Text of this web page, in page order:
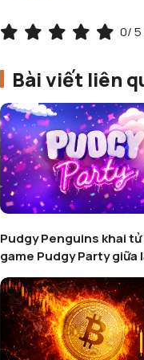
0/
Bài viết liên
Pudgy Penguins khai
game Pudgy Party giữa
sóng thanh lọc Web3